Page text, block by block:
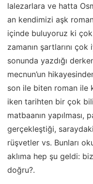
lalezarlara ve hatta
an kendimizi aşk
içinde buluyoruz ki
zamanın şartlarını
sonunda yazdığı
mecnun’un
son ile biten roman ile
iken tarihten bir çok
matbaanın yapılması,
gerçekleştiği,
rüşvetler vs. Bunları
aklıma hep şu geldi:
doğru?.